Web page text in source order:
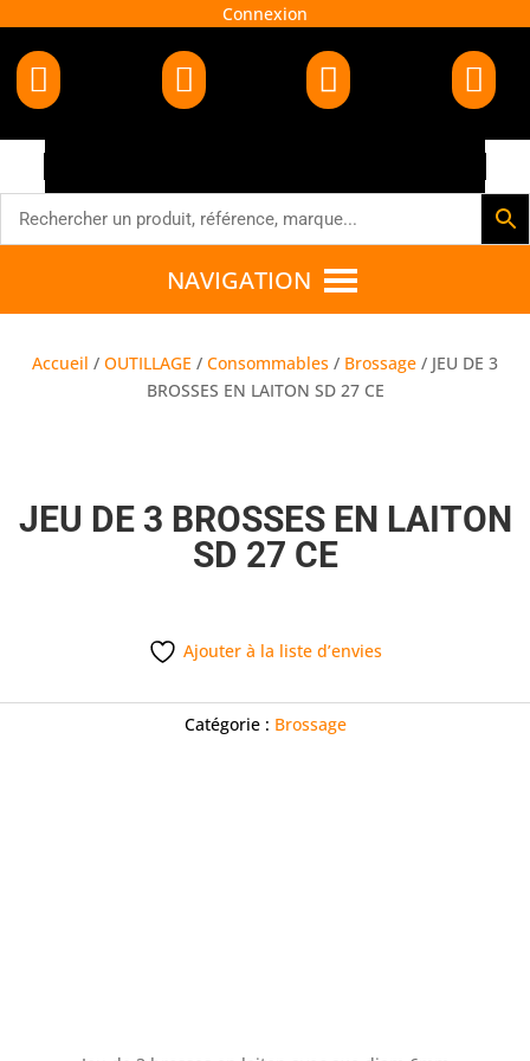
Connexion
   
NAVIGATION
Accueil / OUTILLAGE / Consommables / Brossage / JEU DE 3
BROSSES EN LAITON SD 27 CE
JEU DE 3 BROSSES EN LAITON
SD 27 CE
Ajouter à la liste d’envies
Catégorie : Brossage